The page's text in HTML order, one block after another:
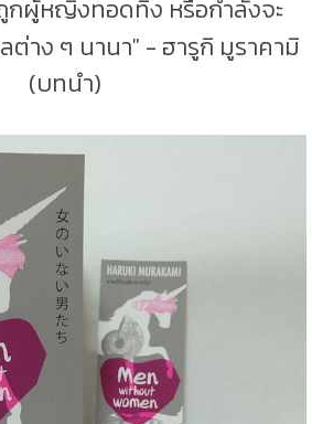
กผู้หญิงทอดทิ้ง หรือกำลังจะ
าง ๆ นานา" - ฮารูกิ มูราคามิ
(บทนำ)